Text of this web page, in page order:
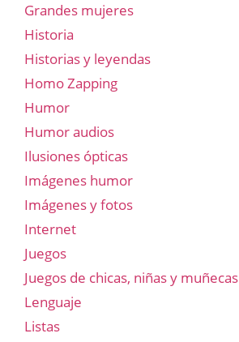
Grandes mujeres
Historia
Historias y leyendas
Homo Zapping
Humor
Humor audios
Ilusiones ópticas
Imágenes humor
Imágenes y fotos
Internet
Juegos
Juegos de chicas, niñas y muñecas
Lenguaje
Listas